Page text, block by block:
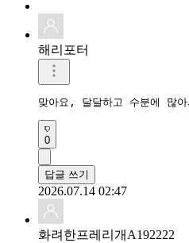
해리포터
맞아요, 달달하고 수분에 많
0
답글 쓰기
2026.07.14 02:47
화려한프레리개A192222